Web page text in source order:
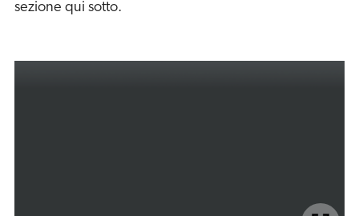
sezione qui sotto.